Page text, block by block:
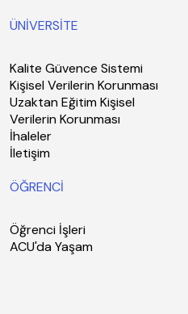
ÜNİVERSİTE
Kalite Güvence Sistemi
Kişisel Verilerin Korunması
Uzaktan Eğitim Kişisel
Verilerin Korunması
İhaleler
İletişim
ÖĞRENCİ
Öğrenci İşleri
ACU'da Yaşam